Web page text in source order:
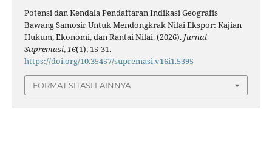
Potensi dan Kendala Pendaftaran Indikasi Geografis
Bawang Samosir Untuk Mendongkrak Nilai Ekspor: Kajian
Hukum, Ekonomi, dan Rantai Nilai. (2026). Jurnal
Supremasi, 16(1), 15-31.
https://doi.org/10.35457/supremasi.v16i1.5395
FORMAT SITASI LAINNYA